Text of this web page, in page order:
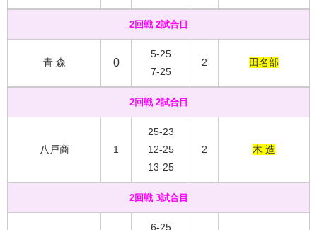
2回戦 2試合目
青 森 0
5-25
7-25
2 田名部
2回戦 2試合目
八戸商 1
25-23
12-25
13-25
2 木 造
2回戦 3試合目
6-25